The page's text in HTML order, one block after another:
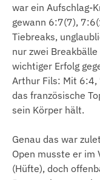
war ein Aufschlag-
gewann 6:7(7),
Tiebreaks,
nur zwei
wichtiger Erfolg
Arthur Fils: Mit 6:4,
das französische
sein Körper hält.
Genau das war
Open musste er
(Hüfte), doch